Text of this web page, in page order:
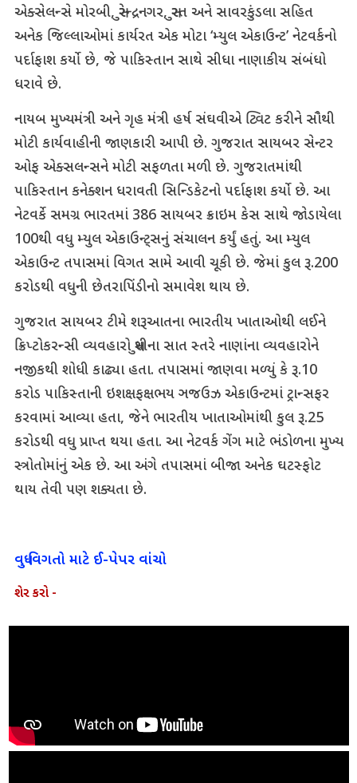
એક્સેલન્સે મોરબી, સુરેન્દ્રનગર, સુરત અને સાવરકુંડલા સહિત
અનેક જિલ્લાઓમાં કાર્યરત એક મોટા ‘મ્યુલ એકાઉન્ટ’ નેટવર્કનો
પર્દાફાશ કર્યો છે, જે પાકિસ્તાન સાથે સીધા નાણાકીય સંબંધો
ધરાવે છે.
નાયબ મુખ્યમંત્રી અને ગૃહ મંત્રી હર્ષ સંઘવીએ ટ્વિટ કરીને સૌથી
મોટી કાર્યવાહીની જાણકારી આપી છે. ગુજરાત સાયબર સેન્ટર
ઓફ એક્સલન્સને મોટી સફળતા મળી છે. ગુજરાતમાંથી
પાકિસ્તાન કનેક્શન ધરાવતી સિન્ડિકેટનો પર્દાફાશ કર્યો છે. આ
નેટવર્કે સમગ્ર ભારતમાં 386 સાયબર ક્રાઇમ કેસ સાથે જોડાયેલા
100થી વધુ મ્યુલ એકાઉન્ટ્સનું સંચાલન કર્યું હતું. આ મ્યુલ
એકાઉન્ટ તપાસમાં વિગત સામે આવી ચૂકી છે. જેમાં કુલ રૂ.200
કરોડથી વધુની છેતરાપિંડીનો સમાવેશ થાય છે.
ગુજરાત સાયબર ટીમે શરૂઆતના ભારતીય ખાતાઓથી લઈને
ક્રિપ્ટોકરન્સી વ્યવહારો સુધીના સાત સ્તરે નાણાંના વ્યવહારોને
નજીકથી શોધી કાઢ્યા હતા. તપાસમાં જાણવા મળ્યું કે રૂ.10
કરોડ પાકિસ્તાની ઇશક્ષફક્ષભય ઞજઉઝ એકાઉન્ટમાં ટ્રાન્સફર
કરવામાં આવ્યા હતા, જેને ભારતીય ખાતાઓમાંથી કુલ રૂ.25
કરોડથી વધુ પ્રાપ્ત થયા હતા. આ નેટવર્ક ગેંગ માટે ભંડોળના મુખ્ય
સ્ત્રોતોમાંનું એક છે. આ અંગે તપાસમાં બીજા અનેક ઘટસ્ફોટ
થાય તેવી પણ શક્યતા છે.
વધુ વિગતો માટે ઈ-પેપર વાંચો
શેર કરો -